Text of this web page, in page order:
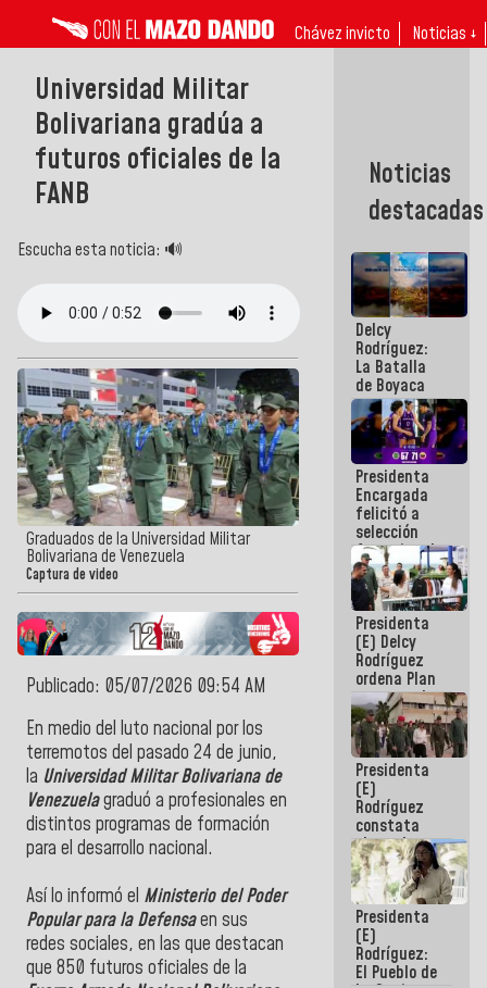
Chávez invicto Noticias ↓
Universidad Militar
Bolivariana gradúa a
futuros oficiales de la
FANB
Escucha esta noticia: 🔊
Graduados de la Universidad Militar
Bolivariana de Venezuela
Captura de video
Publicado: 05/07/2026 09:54 AM
En medio del luto nacional por los
terremotos del pasado 24 de junio,
la Universidad Militar Bolivariana de
Venezuelagraduó a profesionales en
distintos programas de formación
para el desarrollo nacional.
Así lo informó el Ministerio del Poder
Popular para la Defensaen sus
redes sociales, en las que destacan
que 850 futuros oficiales de la
Noticias
destacadas
Delcy
Rodríguez:
La Batalla
de Boyaca
representa
un capítulo
decisivo en
la gesta
emancipadora
de nuestra
América
Presidenta
Encargada
felicitó a
selección
femenina de
baloncesto
por su
clasificación
a la
AmeriCup
2027
Presidenta
(E) Delcy
Rodríguez
ordena Plan
maestro de
desarrollo
logístico y
turístico
para La
Guaira
Presidenta
(E)
Rodríguez
constata
obras de
rehabilitación
de Escuela
Militar de
Mamo en La
Guaira
Presidenta
(E)
Rodríguez:
El Pueblo de